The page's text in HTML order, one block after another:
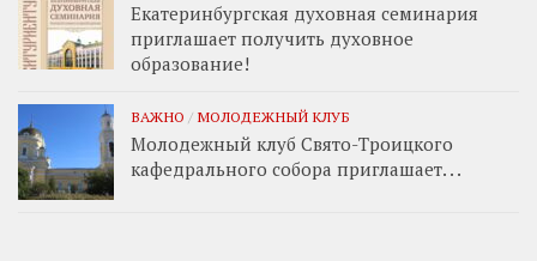
Екатеринбургская духовная семинария
приглашает получить духовное
образование!
ВАЖНО / МОЛОДЕЖНЫЙ КЛУБ
Молодежный клуб Свято-Троицкого
кафедрального собора приглашает. . .